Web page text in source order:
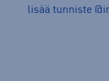
lisää tunniste